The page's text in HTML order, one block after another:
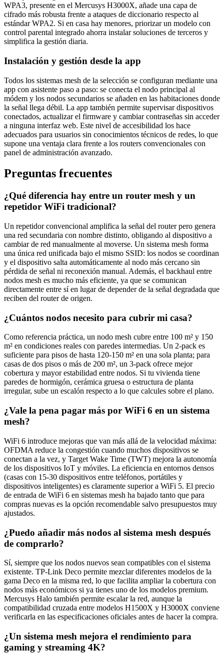
WPA3, presente en el Mercusys H3000X, añade una capa de
cifrado más robusta frente a ataques de diccionario respecto al
estándar WPA2. Si en casa hay menores, priorizar un modelo con
control parental integrado ahorra instalar soluciones de terceros y
simplifica la gestión diaria.
Instalación y gestión desde la app
Todos los sistemas mesh de la selección se configuran mediante una
app con asistente paso a paso: se conecta el nodo principal al
módem y los nodos secundarios se añaden en las habitaciones donde
la señal llega débil. La app también permite supervisar dispositivos
conectados, actualizar el firmware y cambiar contraseñas sin acceder
a ninguna interfaz web. Este nivel de accesibilidad los hace
adecuados para usuarios sin conocimientos técnicos de redes, lo que
supone una ventaja clara frente a los routers convencionales con
panel de administración avanzado.
Preguntas frecuentes
¿Qué diferencia hay entre un router mesh y un
repetidor WiFi tradicional?
Un repetidor convencional amplifica la señal del router pero genera
una red secundaria con nombre distinto, obligando al dispositivo a
cambiar de red manualmente al moverse. Un sistema mesh forma
una única red unificada bajo el mismo SSID: los nodos se coordinan
y el dispositivo salta automáticamente al nodo más cercano sin
pérdida de señal ni reconexión manual. Además, el backhaul entre
nodos mesh es mucho más eficiente, ya que se comunican
directamente entre sí en lugar de depender de la señal degradada que
reciben del router de origen.
¿Cuántos nodos necesito para cubrir mi casa?
Como referencia práctica, un nodo mesh cubre entre 100 m² y 150
m² en condiciones reales con paredes intermedias. Un 2-pack es
suficiente para pisos de hasta 120-150 m² en una sola planta; para
casas de dos pisos o más de 200 m², un 3-pack ofrece mejor
cobertura y mayor estabilidad entre nodos. Si tu vivienda tiene
paredes de hormigón, cerámica gruesa o estructura de planta
irregular, sube un escalón respecto a lo que calcules sobre el plano.
¿Vale la pena pagar más por WiFi 6 en un sistema
mesh?
WiFi 6 introduce mejoras que van más allá de la velocidad máxima:
OFDMA reduce la congestión cuando muchos dispositivos se
conectan a la vez, y Target Wake Time (TWT) mejora la autonomía
de los dispositivos IoT y móviles. La eficiencia en entornos densos
(casas con 15-30 dispositivos entre teléfonos, portátiles y
dispositivos inteligentes) es claramente superior a WiFi 5. El precio
de entrada de WiFi 6 en sistemas mesh ha bajado tanto que para
compras nuevas es la opción recomendable salvo presupuestos muy
ajustados.
¿Puedo añadir más nodos al sistema mesh después
de comprarlo?
Sí, siempre que los nodos nuevos sean compatibles con el sistema
existente. TP-Link Deco permite mezclar diferentes modelos de la
gama Deco en la misma red, lo que facilita ampliar la cobertura con
nodos más económicos si ya tienes uno de los modelos premium.
Mercusys Halo también permite escalar la red, aunque la
compatibilidad cruzada entre modelos H1500X y H3000X conviene
verificarla en las especificaciones oficiales antes de hacer la compra.
¿Un sistema mesh mejora el rendimiento para
gaming y streaming 4K?